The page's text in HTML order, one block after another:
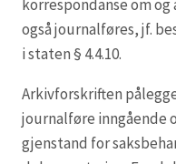
korrespondanse om
også journalføres, jf.
i staten § 4.4.10.
Arkivforskriften
journalføre inngående
gjenstand for